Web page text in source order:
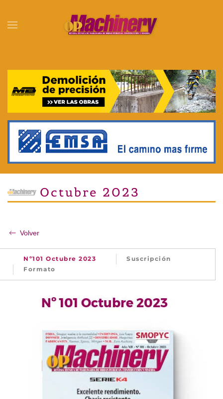
Skip to main content
Octubre 2023
Volver
Nº101 Octubre 2023
Suscripción
Formato